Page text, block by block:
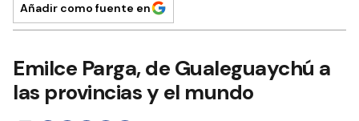
Añadir como fuente en
Emilce Parga, de Gualeguaychú a
las provincias y el mundo